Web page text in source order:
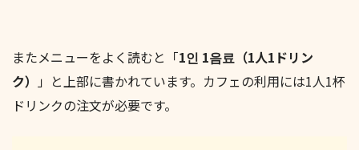
またメニューをよく読むと「1인 1음료（1人1ドリン
ク） 」と上部に書かれています。カフェの利用には1人1杯
ドリンクの注文が必要です。